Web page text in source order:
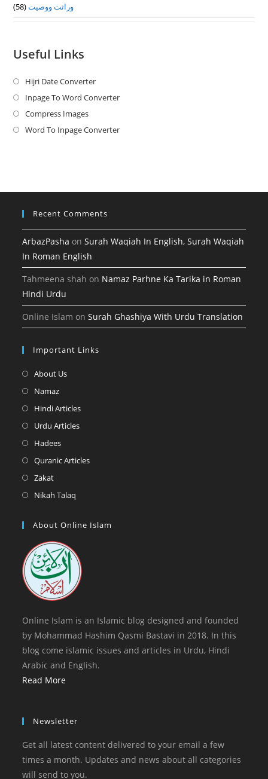
وراثت ووصيت(58)
Useful Links
Hijri Date ConverterOpens
in
new
Inpage To Word ConverterOpens
a
Compress ImagesOpens
in
Word To Inpage ConverterOpens
tab
Recent Comments
ArbazPasha onSurah Waqiah In English, Surah Waqiah
In Roman English
Tahmeena shah on Namaz Parhne Ka Tarika in Roman
Hindi Urdu
Online Islam onSurah Ghashiya With Urdu Translation
Important Links
About UsOpens
a
tab
NamazOpens
in
tab
Hindi ArticlesOpens
tab
Urdu ArticlesOpens
a
HadeesOpens
in
tab
Quranic ArticlesOpens
tab
ZakatOpens
in
new
Nikah Talaq
a
tab
About Online Islam
Online Islam is an Islamic blog designed and founded
by Mohammad Hashim Qasmi Bastavi in 2018. In this
blog come islamic issues and articles in Urdu, Hindi
Arabic and English.
Read More
Newsletter
Get all latest content delivered to your email a few
times a month. Updates and news about all categories
will send to you.